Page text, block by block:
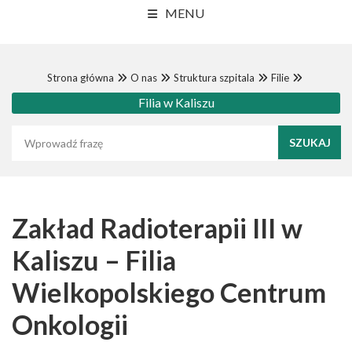
MENU
Strona główna O nas Struktura szpitala Filie
Filia w Kaliszu
Zakład Radioterapii III w
Kaliszu – Filia
Wielkopolskiego Centrum
Onkologii